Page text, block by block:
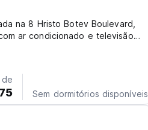
na 8 Hristo Botev Boulevard,
ar condicionado e televisão
quartos luminosos,...
Sem dormitórios disponíveis